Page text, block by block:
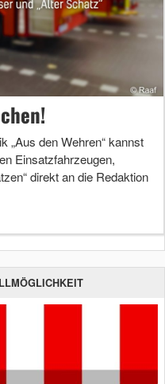
„Aus den Wehren“ kannst
Einsatzfahrzeugen,
direkt an die Redaktion